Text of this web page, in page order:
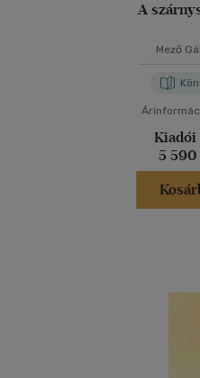
A
Mező
Kiadói
5 590